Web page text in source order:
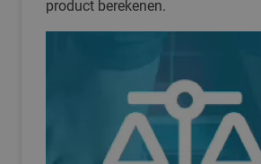
product berekenen.